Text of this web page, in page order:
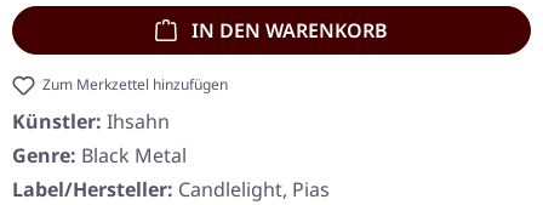
IN DEN WARENKORB
Zum Merkzettel hinzufügen
Künstler: Ihsahn
Genre: Black Metal
Label/Hersteller: Candlelight, Pias